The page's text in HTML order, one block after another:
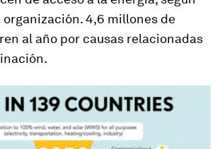
organización. 4,6 millones de
al año por causas relacionadas